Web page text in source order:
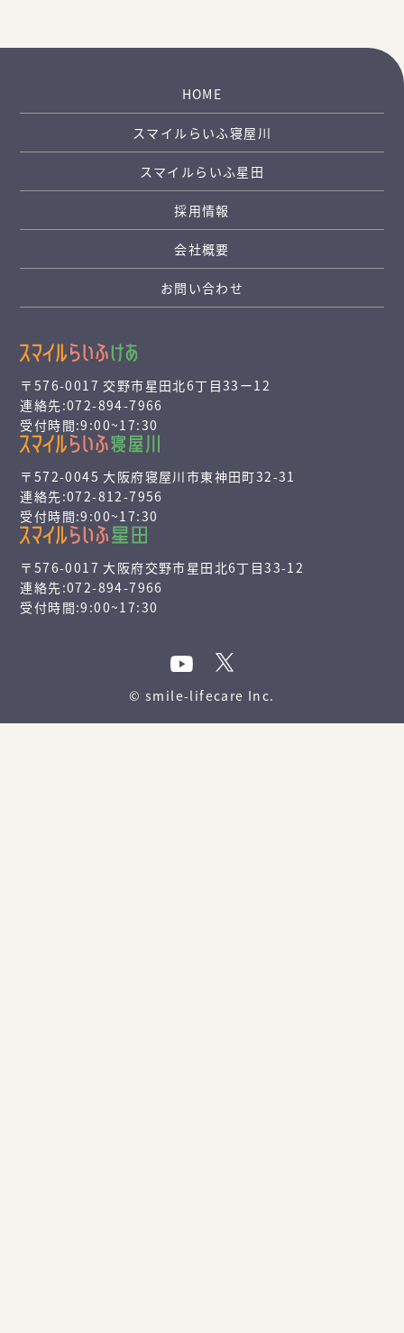
HOME
スマイルらいふ寝屋川
スマイルらいふ星田
採用情報
会社概要
お問い合わせ
〒576-0017 交野市星田北6丁目33ー12
連絡先:072-894-7966
受付時間:9:00~17:30
〒572-0045 大阪府寝屋川市東神田町32-31
連絡先:072-812-7956
受付時間:9:00~17:30
〒576-0017 大阪府交野市星田北6丁目33-12
連絡先:072-894-7966
受付時間:9:00~17:30
© smile-lifecare Inc.